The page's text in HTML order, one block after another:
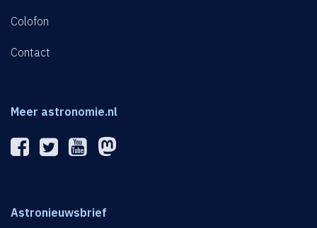
Colofon
Contact
Meer astronomie.nl
Astronieuwsbrief